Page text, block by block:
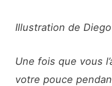
Illustration de
Une fois que vous
votre pouce